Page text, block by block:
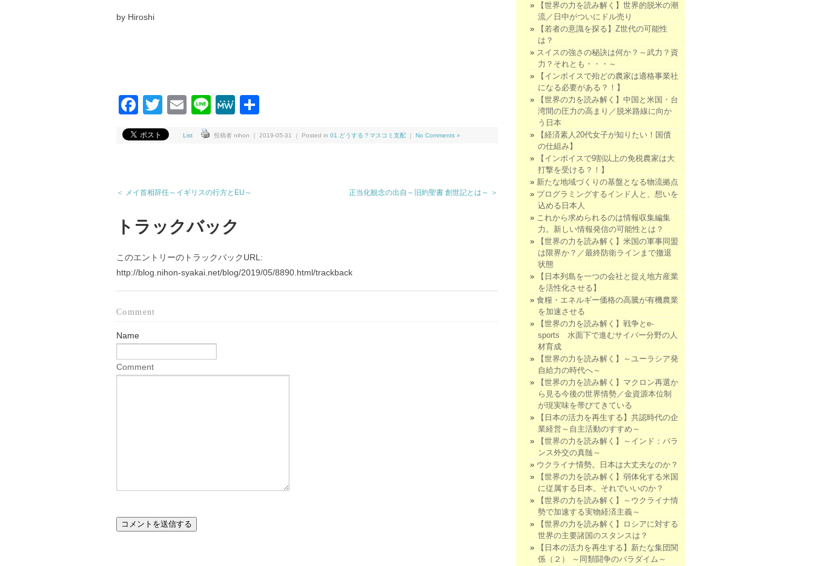
by Hiroshi
Facebook
Twitter
Email
LineMeWe
List 投稿者 nihon ｜ 2019-05-31 ｜ Posted in 01.どうする？マスコミ支配 No Comments »
＜ メイ首相辞任～イギリスの行方とEU～ 正当化観念の出自～旧約聖書 創世記とは～ ＞
トラックバック
このエントリーのトラックバックURL:
http://blog.nihon-syakai.net/blog/2019/05/8890.html/trackback
Comment
Name
Comment
【世界の力を読み解く】世界的脱米の潮
流／日中がついにドル売り
【若者の意識を探る】Z世代の可能性
は？
スイスの強さの秘訣は何か？～武力？資
力？それとも・・・～
【インボイスで殆どの農家は適格事業社
になる必要がある？！】
【世界の力を読み解く】中国と米国・台
湾間の圧力の高まり／脱米路線に向か
う日本
【経済素人20代女子が知りたい！国債
の仕組み】
【インボイスで9割以上の免税農家は大
打撃を受ける？！】
新たな地域づくりの基盤となる物流拠点
プログラミングするインド人と、想いを
込める日本人
これから求められるのは情報収集編集
力。新しい情報発信の可能性とは？
【世界の力を読み解く】米国の軍事同盟
は限界か？／最終防衛ラインまで撤退
状態
【日本列島を一つの会社と捉え地方産業
を活性化させる】
食糧・エネルギー価格の高騰が有機農業
を加速させる
【世界の力を読み解く】戦争とe-
sports 水面下で進むサイバー分野の人
材育成
【世界の力を読み解く】～ユーラシア発
自給力の時代へ～
【世界の力を読み解く】マクロン再選か
ら見る今後の世界情勢／金資源本位制
が現実味を帯びてきている
【日本の活力を再生する】共認時代の企
業経営～自主活動のすすめ～
【世界の力を読み解く】～インド：バラ
ンス外交の真髄～
ウクライナ情勢。日本は大丈夫なのか？
【世界の力を読み解く】弱体化する米国
に従属する日本。それでいいのか？
【世界の力を読み解く】～ウクライナ情
勢で加速する実物経済主義～
【世界の力を読み解く】ロシアに対する
世界の主要諸国のスタンスは？
【日本の活力を再生する】新たな集団関
係（２） ～同類闘争のパラダイム～